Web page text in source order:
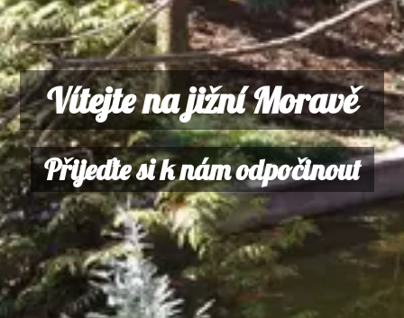
Vítejte na jižní Moravě
Přijeďte si k nám odpočinout